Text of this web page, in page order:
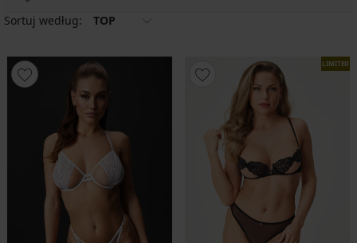
Sortuj według:
TOP
LIMITED